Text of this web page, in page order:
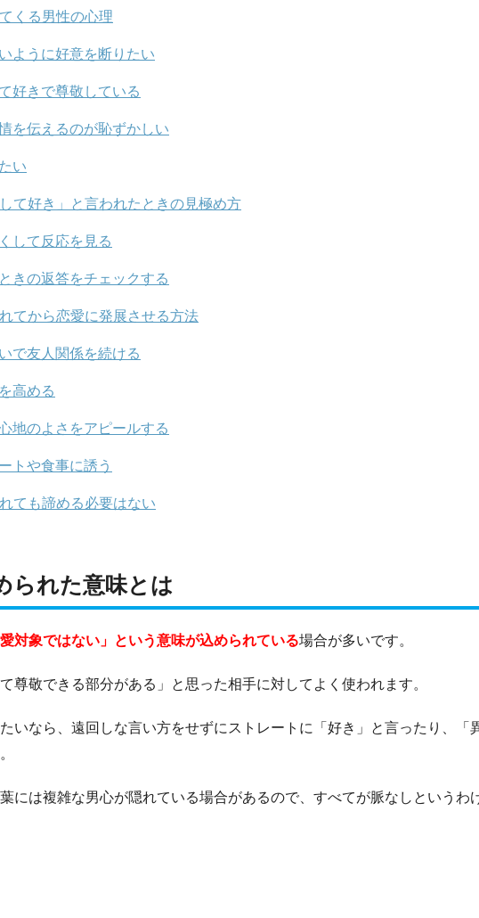
くる男性の心理
ように好意を断りたい
好きで尊敬している
を伝えるのが恥ずかしい
い
て好き」と言われたときの見極め方
して反応を見る
きの返答をチェックする
てから恋愛に発展させる方法
で友人関係を続ける
高める
地のよさをアピールする
トや食事に誘う
ても諦める必要はない
られた意味とは
愛対象ではない」という意味が込められている場合が多いです。
尊敬できる部分がある」と思った相手に対してよく使われます。
いなら、遠回しな言い方をせずにストレートに「好き」と言ったり、「
には複雑な男心が隠れている場合があるので、すべてが脈なしというわ